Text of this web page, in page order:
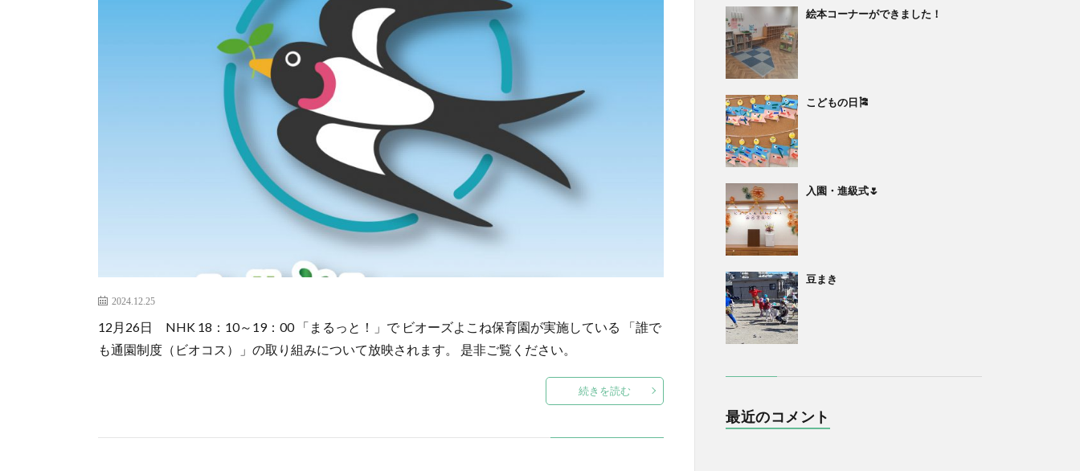
2024.12.25
12月26日 NHK 18：10～19：00 「まるっと！」で ビオーズよこね保育園が実施している 「誰で
も通園制度（ビオコス）」の取り組みについて放映されます。 是非ご覧ください。
続きを読む
絵本コーナーができました！
こどもの日🎏
入園・進級式🌷
豆まき
最近のコメント